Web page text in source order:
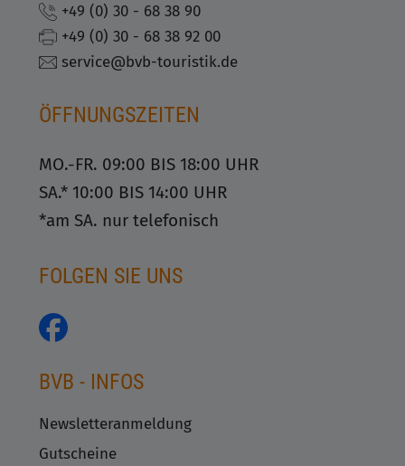
+49 (0) 30 - 68 38 90
+49 (0) 30 - 68 38 92 00
service@bvb-touristik.de
ÖFFNUNGSZEITEN
MO.-FR. 09:00 BIS 18:00 UHR
SA.* 10:00 BIS 14:00 UHR
*am SA. nur telefonisch
FOLGEN SIE UNS
BVB - INFOS
Newsletteranmeldung
Gutscheine